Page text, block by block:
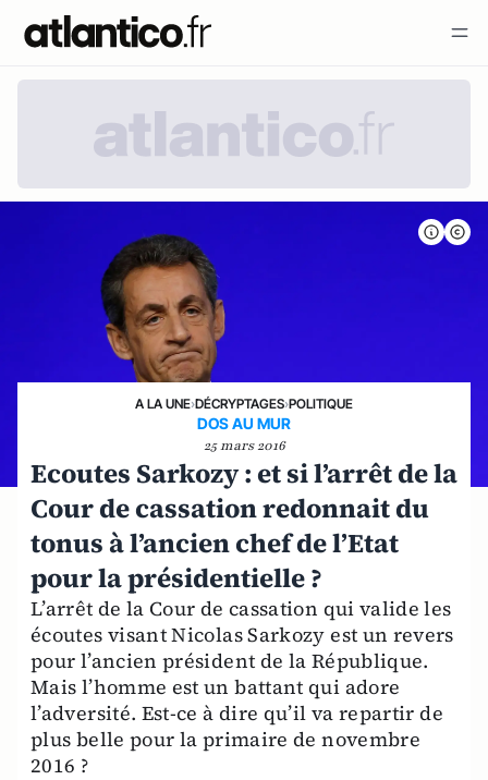
A LA UNE›DÉCRYPTAGES›POLITIQUE
DOS AU MUR
25 mars 2016
Ecoutes Sarkozy : et si l’arrêt de la
Cour de cassation redonnait du
tonus à l’ancien chef de l’Etat
pour la présidentielle ?
L’arrêt de la Cour de cassation qui valide les
écoutes visant Nicolas Sarkozy est un revers
pour l’ancien président de la République.
Mais l’homme est un battant qui adore
l’adversité. Est-ce à dire qu’il va repartir de
plus belle pour la primaire de novembre
2016 ?